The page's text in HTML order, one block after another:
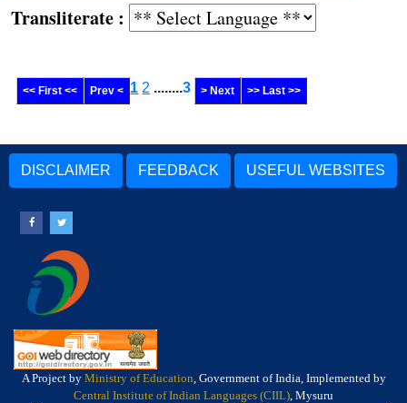
:
<< First << Prev < 1 2 ........3 > Next >> Last >>
DISCLAIMER FEEDBACK USEFUL WEBSITES
A Project by Ministry of Education, Government of India, Implemented by
Central Institute of Indian Languages (CIIL), Mysuru